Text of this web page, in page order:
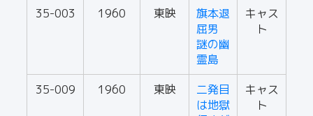
35-003
1960 東映
旗本退
屈男
謎の幽
霊島
キャス
ト
35-009 1960 東映
二発目
は地獄
キャス
ト